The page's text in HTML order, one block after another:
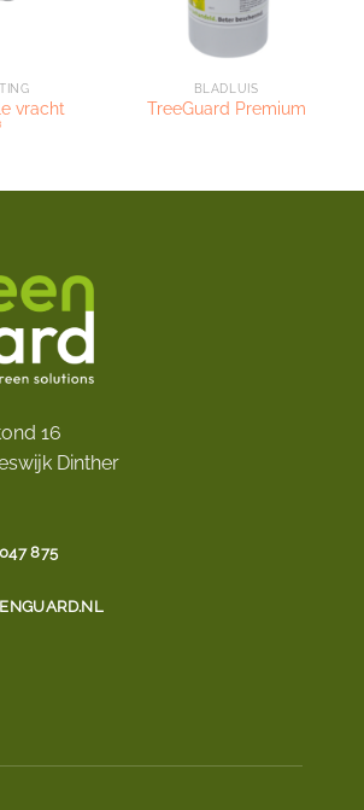
vracht
BLADLUIS
TreeGuard Premium
16
Dinther
875